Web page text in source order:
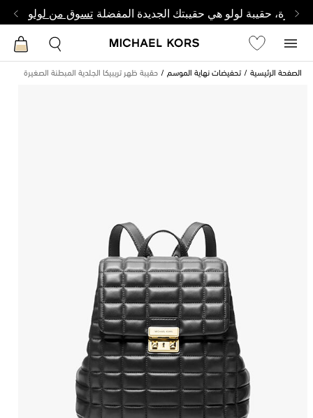
وصغيرة، حقيبة لولو هي حقيبتك الجديدة المفضلة تسوق من لولو
الصفحة الرئيسية تحفيضات نهاية الموسم حقيبة ظهر تريبيكا الجلدية المبطنة الصغيرة